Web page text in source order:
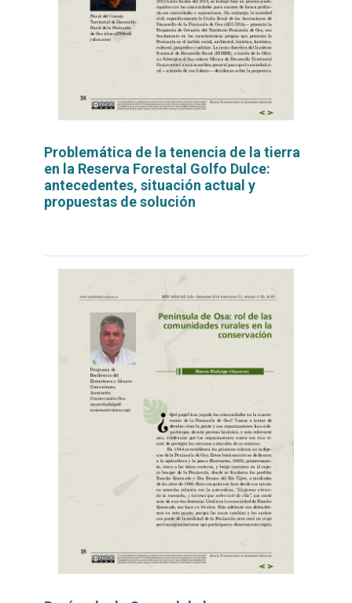
Problemática de la tenencia de la tierra
en la Reserva Forestal Golfo Dulce:
antecedentes, situación actual y
propuestas de solución